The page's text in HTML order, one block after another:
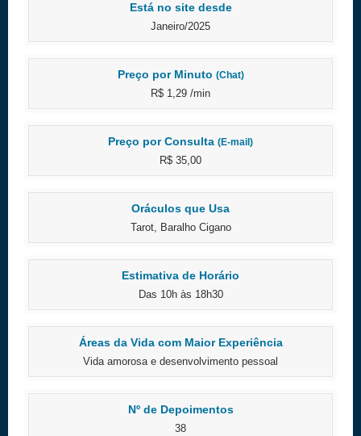
Está no site desde
Janeiro/2025
Preço por Minuto (Chat)
R$ 1,29 /min
Preço por Consulta (E-mail)
R$ 35,00
Oráculos que Usa
Tarot, Baralho Cigano
Estimativa de Horário
Das 10h às 18h30
Áreas da Vida com Maior Experiência
Vida amorosa e desenvolvimento pessoal
Nº de Depoimentos
38